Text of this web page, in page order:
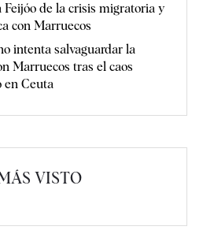
Feijóo de la crisis migratoria y
con Marruecos
intenta salvaguardar la
Marruecos tras el caos
en Ceuta
VISTO